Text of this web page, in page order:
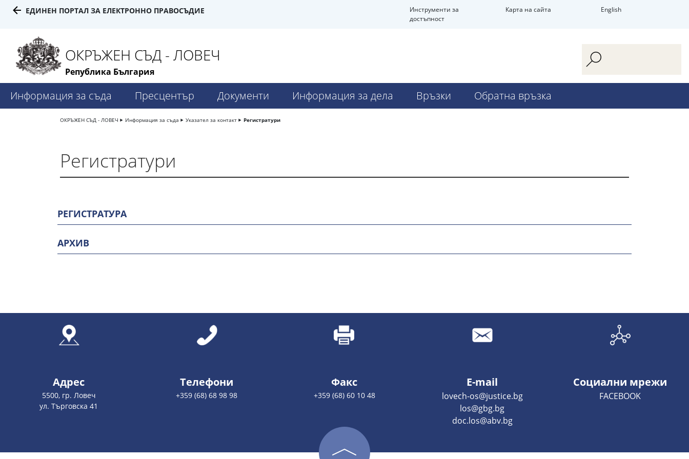
ЕДИНЕН ПОРТАЛ ЗА ЕЛЕКТРОННО ПРАВОСЪДИЕ
Инструменти за
достъпност
Карта на сайта English
ОКРЪЖЕН СЪД - ЛОВЕЧ
Република България
Информация за съда Пресцентър Документи Информация за дела Връзки Обратна връзка
ОКРЪЖЕН СЪД - ЛОВЕЧ Информация за съда Указател за контакт Регистратури
Регистратури
РЕГИСТРАТУРА
АРХИВ
Адрес
5500, гр. Ловеч
ул. Търговска 41
Телефони
+359 (68) 68 98 98
Факс
+359 (68) 60 10 48
E-mail
lovech-os@justice.bg
los@gbg.bg
doc.los@abv.bg
Социални мрежи
FACEBOOK